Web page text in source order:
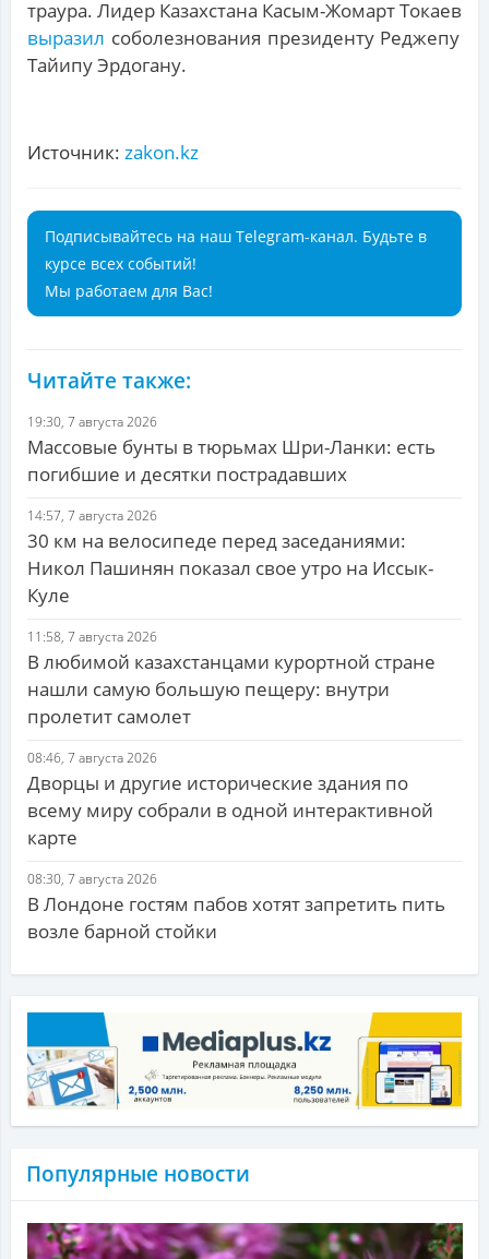
траура. Лидер Казахстана Касым-Жомарт Токаев
выразил соболезнования президенту Реджепу
Тайипу Эрдогану.
Источник: zakon.kz
Подписывайтесь на наш Telegram-канал. Будьте в
курсе всех событий!
Мы работаем для Вас!
Читайте также:
19:30, 7 августа 2026
Массовые бунты в тюрьмах Шри-Ланки: есть
погибшие и десятки пострадавших
14:57, 7 августа 2026
30 км на велосипеде перед заседаниями:
Никол Пашинян показал свое утро на Иссык-
Куле
11:58, 7 августа 2026
В любимой казахстанцами курортной стране
нашли самую большую пещеру: внутри
пролетит самолет
08:46, 7 августа 2026
Дворцы и другие исторические здания по
всему миру собрали в одной интерактивной
карте
08:30, 7 августа 2026
В Лондоне гостям пабов хотят запретить пить
возле барной стойки
Популярные новости